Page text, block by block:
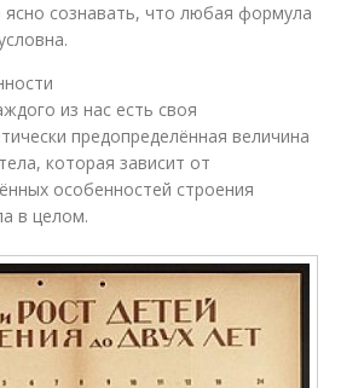
ясно сознавать, что любая формула
из нас есть своя
предопределённая величина
которая зависит от
особенностей строения
в целом.